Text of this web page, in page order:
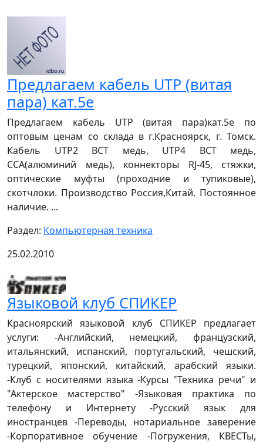
Предлагаем кабель UTP (витая
пара) кат.5е
Предлагаем кабель UTP (витая пара)кат.5е по
оптовым ценам со склада в г.Красноярск, г. Томск.
Кабель UTP2 ВСТ медь, UTP4 BCT медь,
ССА(алюминий медь), коннекторы RJ-45, стяжки,
оптические муфты (проходние и тупиковые),
скотчлоки. Производство Россия,Китай. Постоянное
наличие. ...
Раздел: Компьютерная техника
25.02.2010
Языковой клуб СПИКЕР
Красноярский языковой клуб СПИКЕР предлагает
услуги: -Английский, немецкий, французский,
итальянский, испанский, португальский, чешский,
турецкий, японский, китайский, арабский языки.
-Клуб с носителями языка -Курсы "Техника речи" и
"Актерское мастерство" -Языковая практика по
телефону и Интернету -Русский язык для
иностранцев -Переводы, нотариальное заверение
-Корпоративное обучение -Погружения, КВЕСТы,